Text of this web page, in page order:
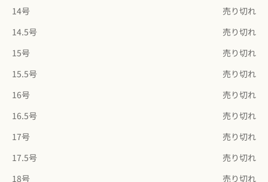
14号
売り切れ
14.5号
売り切れ
15号
売り切れ
15.5号
売り切れ
16号
売り切れ
16.5号
売り切れ
17号
売り切れ
17.5号
売り切れ
18号
売り切れ